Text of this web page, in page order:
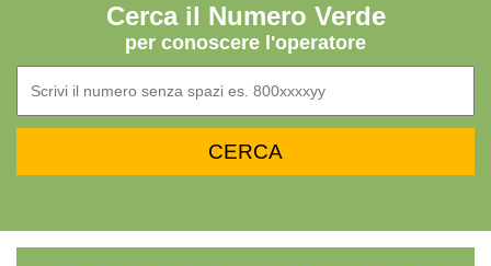
Cerca il Numero Verde
per conoscere l'operatore